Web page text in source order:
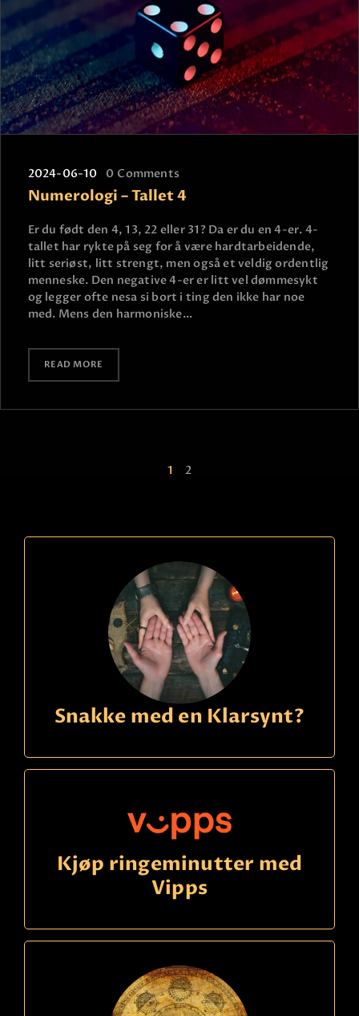
2024-06-10 0 Comments
Numerologi – Tallet 4
Er du født den 4, 13, 22 eller 31? Da er du en 4-er. 4-
tallet har rykte på seg for å være hardtarbeidende,
litt seriøst, litt strengt, men også et veldig ordentlig
menneske. Den negative 4-er er litt vel dømmesykt
og legger ofte nesa si bort i ting den ikke har noe
med. Mens den harmoniske…
READ MORE
1 2
Snakke med en Klarsynt?
Kjøp ringeminutter med
Vipps